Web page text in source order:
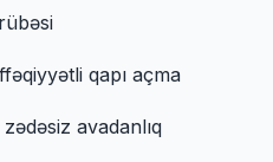
qapı açma
avadanlıq